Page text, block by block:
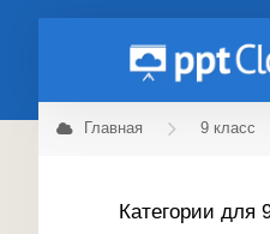
Главная 9 класс
Категории для